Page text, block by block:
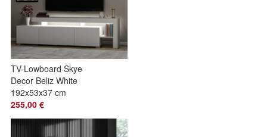
TV-Lowboard Skye
Decor Beliz White
192x53x37 cm
255,00 €